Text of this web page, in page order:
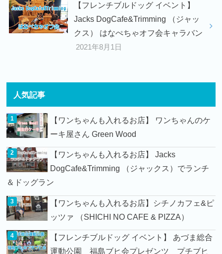
【フレンチブルドッグ イベント】
Jacks DogCafe&Trimming （ジャッ
クス） はなぺちゃオフ会キャラバン
2021年8月1日
人気記事
【ワンちゃんも入れるお店】 ワンちゃんのケ
ーキ屋さん Green Wood
【ワンちゃんも入れるお店】 Jacks
DogCafe&Trimming （ジャックス）でランチ
＆ドッグラン
【ワンちゃんも入れるお店】シチノカフェ&ピ
ッツァ （SHICHI NO CAFE & PIZZA）
【フレンチブルドッグ イベント】 あづま総合
運動公園 福島ブヒ会プレゼンツ プチブヒ